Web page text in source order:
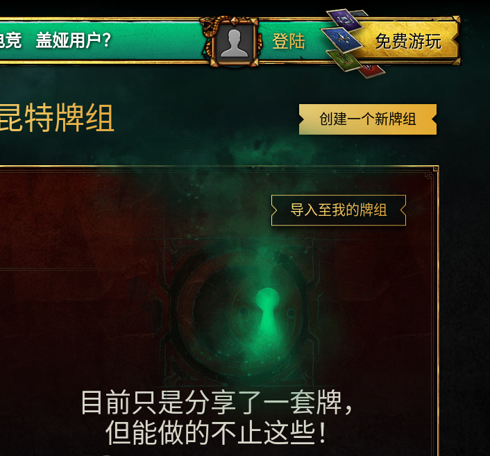
竞 盖娅用户？ 登陆
登出
免费游玩
创建一个新牌组
特牌组
导入至我的牌组
目前只是分享了一套牌，
但能做的不止这些！